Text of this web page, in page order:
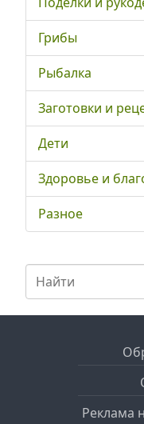
Грибы
Рыбалка
Заготовки и
Дети
Здоровье и
Разное
Реклама